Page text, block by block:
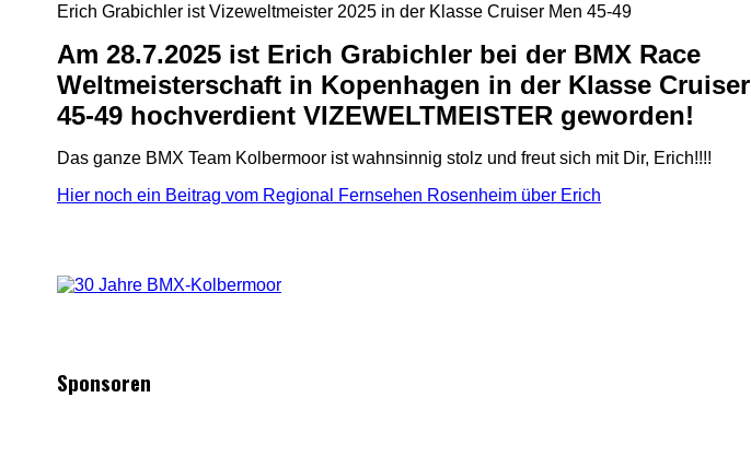
Erich Grabichler ist Vizeweltmeister 2025 in der Klasse Cruiser Men 45-49
Am 28.7.2025 ist Erich Grabichler bei der BMX Race
Weltmeisterschaft in Kopenhagen in der Klasse Cruiser
45-49 hochverdient VIZEWELTMEISTER geworden!
Das ganze BMX Team Kolbermoor ist wahnsinnig stolz und freut sich mit Dir, Erich!!!!
Hier noch ein Beitrag vom Regional Fernsehen Rosenheim über Erich
Sponsoren